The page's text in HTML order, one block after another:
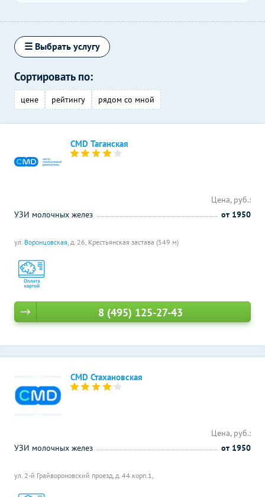
☰ Выбрать услугу
Сортировать по:
цене рейтингу рядом со мной
CMD Таганская
ул. Воронцовская, д. 26, Крестьянская застава (549 м)
Цена, руб.:
УЗИ молочных желез
от 1950
8 (495) 125-27-43
CMD Стахановская
ул. 2-й Грайвороновский проезд, д. 44 корп.1,
Цена, руб.:
УЗИ молочных желез
от 1950